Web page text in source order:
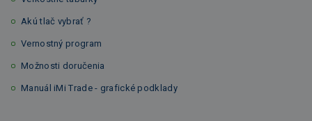
Akú tlač vybrať ?
Vernostný program
Možnosti doručenia
Manuál iMi Trade - grafické podklady